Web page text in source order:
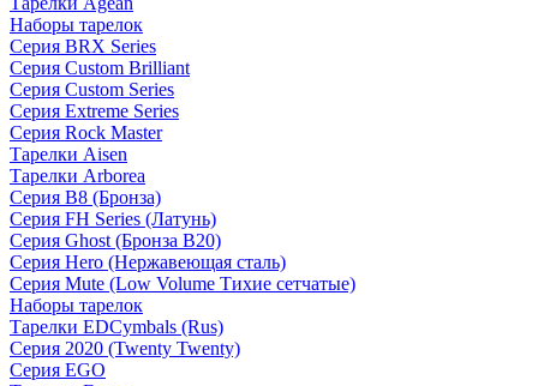
Наборы тарелок
Серия BRX Series
Серия Custom Brilliant
Серия Custom Series
Серия Extreme Series
Серия Rock Master
Тарелки Aisen
Тарелки Arborea
Серия B8 (Бронза)
Серия FH Series (Латунь)
Серия Ghost (Бронза B20)
Серия Hero (Нержавеющая сталь)
Серия Mute (Low Volume Тихие сетчатые)
Наборы тарелок
Тарелки EDCymbals (Rus)
Серия 2020 (Twenty Twenty)
Серия EGO